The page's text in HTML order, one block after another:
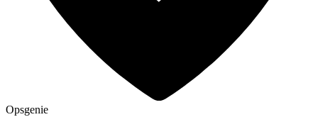
Opsgenie